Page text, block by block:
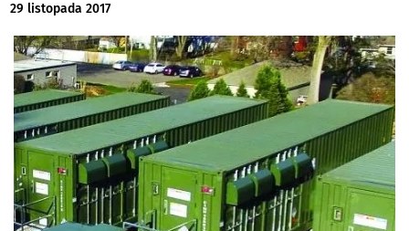
29 listopada 2017